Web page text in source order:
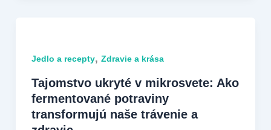
Jedlo a recepty, Zdravie a krása
Tajomstvo ukryté v mikrosvete: Ako
fermentované potraviny
transformujú naše trávenie a